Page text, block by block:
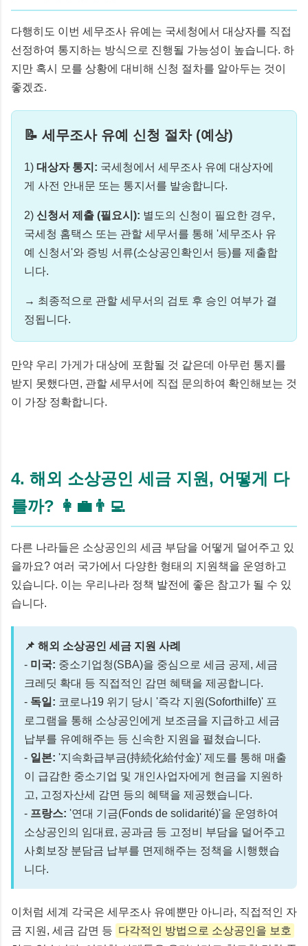
다행히도 이번 세무조사 유예는 국세청에서 대상자를 직접
선정하여 통지하는 방식으로 진행될 가능성이 높습니다. 하
지만 혹시 모를 상황에 대비해 신청 절차를 알아두는 것이
좋겠죠.
📝 세무조사 유예 신청 절차 (예상)
1) 대상자 통지: 국세청에서 세무조사 유예 대상자에
게 사전 안내문 또는 통지서를 발송합니다.
2) 신청서 제출 (필요시): 별도의 신청이 필요한 경우,
국세청 홈택스 또는 관할 세무서를 통해 '세무조사 유
예 신청서'와 증빙 서류(소상공인확인서 등)를 제출합
니다.
→ 최종적으로 관할 세무서의 검토 후 승인 여부가 결
정됩니다.
만약 우리 가게가 대상에 포함될 것 같은데 아무런 통지를
받지 못했다면, 관할 세무서에 직접 문의하여 확인해보는 것
이 가장 정확합니다.
4. 해외 소상공인 세금 지원, 어떻게 다
를까? 👩‍💼👨‍💻
다른 나라들은 소상공인의 세금 부담을 어떻게 덜어주고 있
을까요? 여러 국가에서 다양한 형태의 지원책을 운영하고
있습니다. 이는 우리나라 정책 발전에 좋은 참고가 될 수 있
습니다.
📌 해외 소상공인 세금 지원 사례
- 미국: 중소기업청(SBA)을 중심으로 세금 공제, 세금
크레딧 확대 등 직접적인 감면 혜택을 제공합니다.
- 독일: 코로나19 위기 당시 '즉각 지원(Soforthilfe)' 프
로그램을 통해 소상공인에게 보조금을 지급하고 세금
납부를 유예해주는 등 신속한 지원을 펼쳤습니다.
- 일본: '지속화급부금(持続化給付金)' 제도를 통해 매출
이 급감한 중소기업 및 개인사업자에게 현금을 지원하
고, 고정자산세 감면 등의 혜택을 제공했습니다.
- 프랑스: '연대 기금(Fonds de solidarité)'을 운영하여
소상공인의 임대료, 공과금 등 고정비 부담을 덜어주고
사회보장 분담금 납부를 면제해주는 정책을 시행했습
니다.
이처럼 세계 각국은 세무조사 유예뿐만 아니라, 직접적인 자
금 지원, 세금 감면 등 다각적인 방법으로 소상공인을 보호